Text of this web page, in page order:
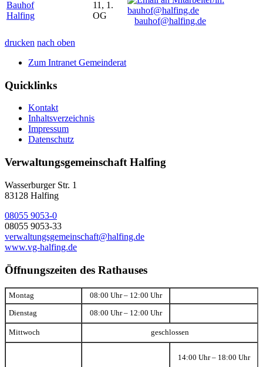
Bauhof
Halfing
11, 1.
OG
bauhof@halfing.de
drucken nach oben
Zum Intranet Gemeinderat
Quicklinks
Kontakt
Inhaltsverzeichnis
Impressum
Datenschutz
Verwaltungsgemeinschaft Halfing
Wasserburger Str. 1
83128 Halfing
08055 9053-0
08055 9053-33
verwaltungsgemeinschaft@halfing.de
www.vg-halfing.de
Öffnungszeiten des Rathauses
Montag 08:00 Uhr – 12:00 Uhr
Dienstag 08:00 Uhr – 12:00 Uhr
Mittwoch geschlossen
14:00 Uhr – 18:00 Uhr